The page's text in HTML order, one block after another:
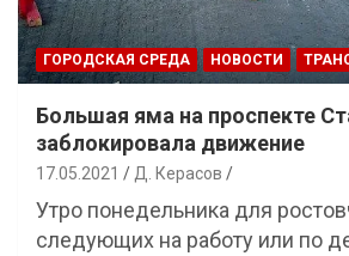
ГОРОДСКАЯ СРЕДА НОВОСТИ
Большая яма на проспекте
заблокировала движение
17.05.2021 Д. Керасов
Утро понедельника для
следующих на работу или по